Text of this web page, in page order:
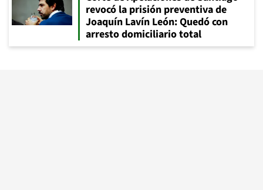
revocó la prisión preventiva de
Joaquín Lavín León: Quedó con
arresto domiciliario total